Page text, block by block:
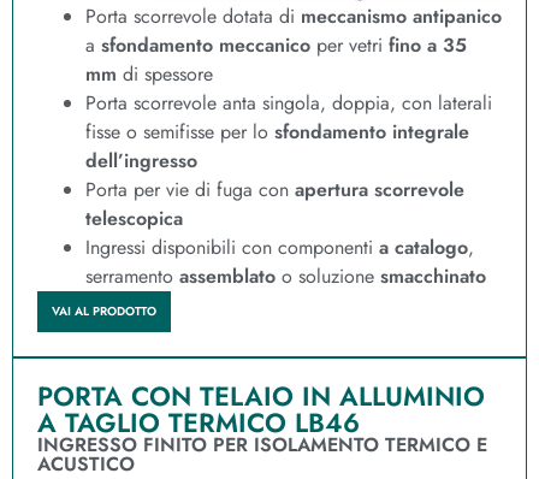
Porta scorrevole dotata di meccanismo antipanico
a sfondamento meccanico per vetri fino a 35
mm di spessore
Porta scorrevole anta singola, doppia, con laterali
fisse o semifisse per lo sfondamento integrale
dell’ingresso
Porta per vie di fuga con apertura scorrevole
telescopica
Ingressi disponibili con componenti a catalogo,
serramento assemblato o soluzione smacchinato
VAI AL PRODOTTO
PORTA CON TELAIO IN ALLUMINIO
A TAGLIO TERMICO LB46
INGRESSO FINITO PER ISOLAMENTO TERMICO E
ACUSTICO